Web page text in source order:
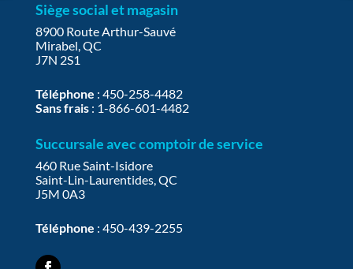
Siège social et magasin
8900 Route Arthur-Sauvé
Mirabel, QC
J7N 2S1
Téléphone : 450-258-4482
Sans frais: 1-866-601-4482
Succursale avec comptoir de service
460 Rue Saint-Isidore
Saint-Lin-Laurentides, QC
J5M 0A3
Téléphone : 450-439-2255